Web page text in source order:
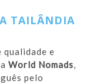
TAILÂNDIA
qualidade e
World Nomads,
pelo